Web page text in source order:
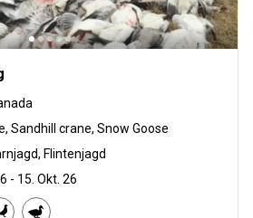
Sandhill crane, Snow Goose
Flintenjagd
- 15. Okt. 26